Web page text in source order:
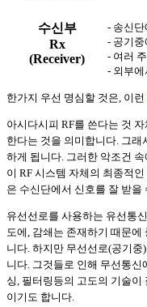
수신부
Rx
(Receiver)
- 송신
- 공기
- 여러
- 외부
한가지 우선 명심할 것은, 이런
아시다시피 RF를 쓴다는 것
한다는 것을 의미합니다. 그
하게 됩니다. 그러한 악조건
이 RF 시스템 자체의 최종적
은 수신단에서 신호를 잘 받을
유선선로를 사용하는 유선통
도에, 감쇄는 존재하기 때문에
니다. 하지만 무선선로(공기
니다. 그것들로 인해 무선통
싱, 필터링등의 고도의 기술이
이기도 합니다.